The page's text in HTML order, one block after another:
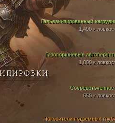
Гальванизированный
1,490 к
Газопоршневые
1,000 к
Покорители подземных
650 к